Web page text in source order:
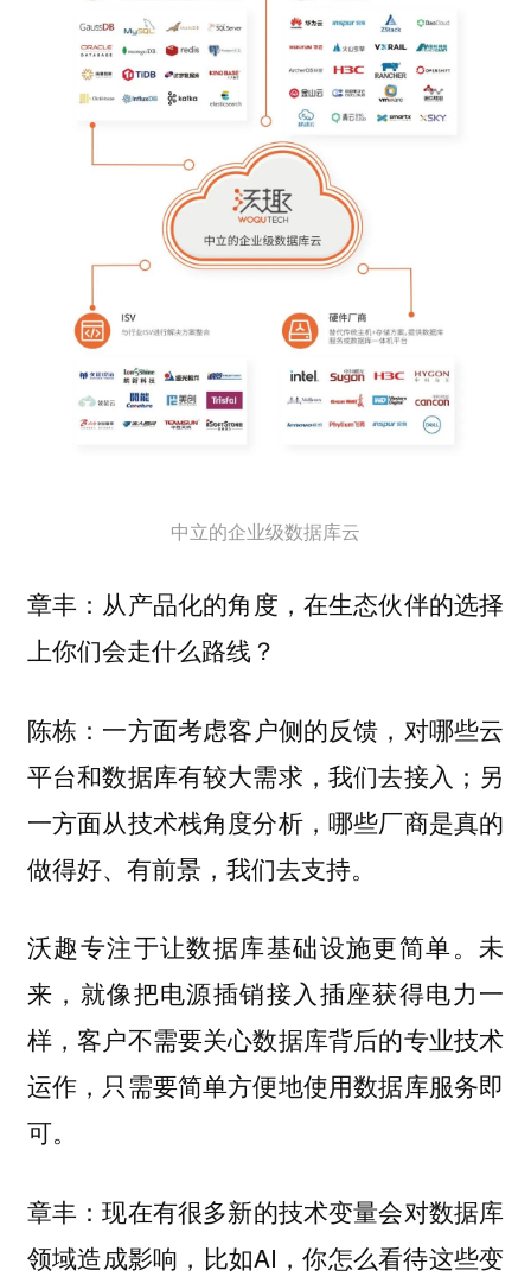
中立的企业级数据库云
章丰： 从产品化的角度，在生态伙伴的选择
上你们会走什么路线？
陈栋： 一方面考虑客户侧的反馈，对哪些云
平台和数据库有较大需求，我们去接入；另
一方面从技术栈角度分析，哪些厂商是真的
做得好、有前景，我们去支持。
沃趣专注于让数据库基础设施更简单。未
来，就像把电源插销接入插座获得电力一
样，客户不需要关心数据库背后的专业技术
运作，只需要简单方便地使用数据库服务即
可。
章丰：现在有很多新的技术变量会对数据库
领域造成影响，比如AI，你怎么看待这些变